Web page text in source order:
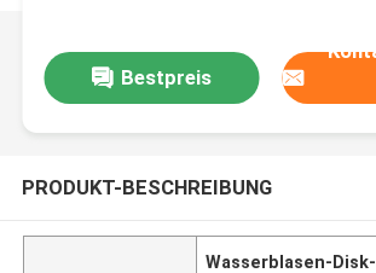
Bestpreis
PRODUKT-BESCHREIBUNG
Wasserblasen-